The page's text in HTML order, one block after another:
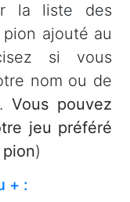
la liste des
ajouté au
si vous
nom ou de
Vous pouvez
jeu préféré
)
+ :